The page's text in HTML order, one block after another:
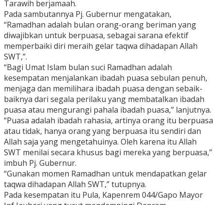
Tarawih berjamaah.
Pada sambutannya Pj. Gubernur mengatakan,
“Ramadhan adalah bulan orang-orang beriman yang
diwajibkan untuk berpuasa, sebagai sarana efektif
memperbaiki diri meraih gelar taqwa dihadapan Allah
SWT,”.
“Bagi Umat Islam bulan suci Ramadhan adalah
kesempatan menjalankan ibadah puasa sebulan penuh,
menjaga dan memilihara ibadah puasa dengan sebaik-
baiknya dari segala perilaku yang membatalkan ibadah
puasa atau mengurangi pahala ibadah puasa,” lanjutnya.
“Puasa adalah ibadah rahasia, artinya orang itu berpuasa
atau tidak, hanya orang yang berpuasa itu sendiri dan
Allah saja yang mengetahuinya. Oleh karena itu Allah
SWT menilai secara khusus bagi mereka yang berpuasa,”
imbuh Pj. Gubernur.
“Gunakan momen Ramadhan untuk mendapatkan gelar
taqwa dihadapan Allah SWT,” tutupnya.
Pada kesempatan itu Pula, Kapenrem 044/Gapo Mayor